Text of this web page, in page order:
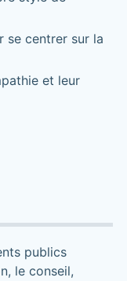
se centrer sur la
et leur
publics
le conseil,